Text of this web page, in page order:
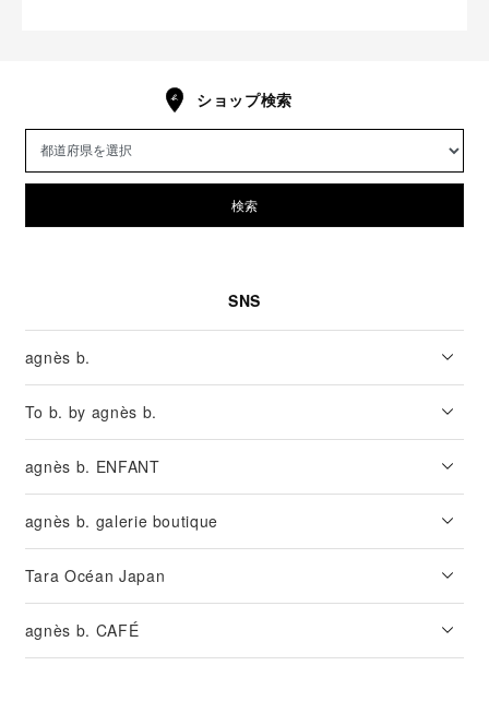
ショップ検索
検索
SNS
agnès b.
To b. by agnès b.
agnès b. ENFANT
agnès b. galerie boutique
Tara Océan Japan
agnès b. CAFÉ